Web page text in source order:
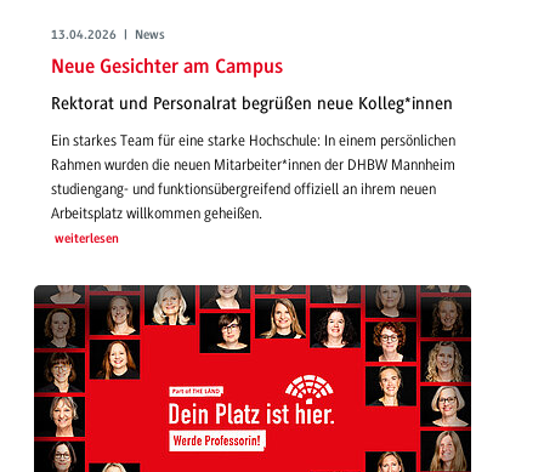
13.04.2026 | News
Neue Gesichter am Campus
Rektorat und Personalrat begrüßen neue Kolleg*innen
Ein starkes Team für eine starke Hochschule: In einem persönlichen
Rahmen wurden die neuen Mitarbeiter*innen der DHBW Mannheim
studiengang- und funktionsübergreifend offiziell an ihrem neuen
Arbeitsplatz willkommen geheißen.
weiterlesen